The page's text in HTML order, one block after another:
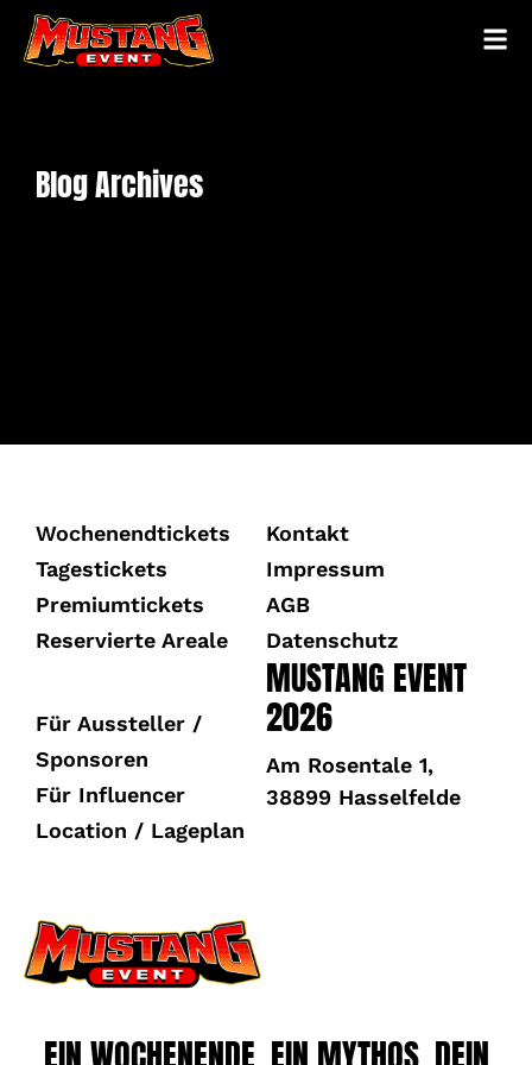
Blog Archives
Wochenendtickets
Tagestickets
Premiumtickets
Reservierte Areale
Kontakt
Impressum
AGB
Datenschutz
Für Aussteller /
Sponsoren
Für Influencer
Location / Lageplan
MUSTANG EVENT
2026
Am Rosentale 1,
38899 Hasselfelde